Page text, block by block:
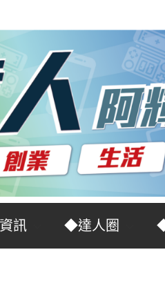
訊 ◆達人圈